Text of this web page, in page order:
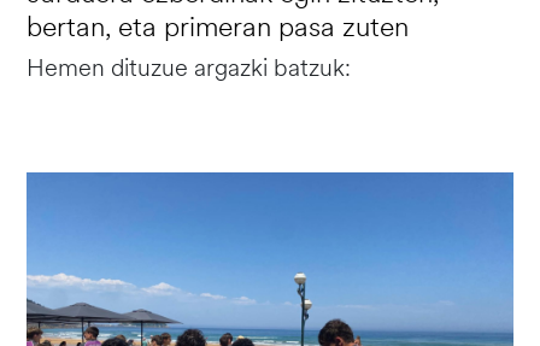
bertan, eta primeran pasa zuten
Hemen dituzue argazki batzuk: